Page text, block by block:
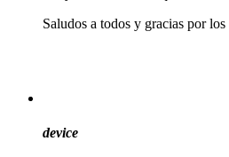
Saludos a todos y gracias por
device